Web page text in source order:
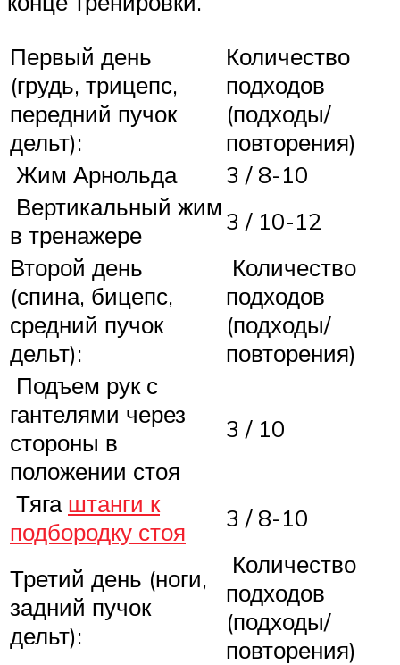
Первый день
(грудь, трицепс,
передний пучок
дельт):
Количество
подходов
(подходы/
повторения)
Жим Арнольда
3 / 8-10
Вертикальный жим
в тренажере
3 / 10-12
Второй день
(спина, бицепс,
средний пучок
дельт):
Количество
подходов
(подходы/
повторения)
Подъем рук с
гантелями через
стороны в
положении стоя
3 / 10
Тяга штанги к
подбородку стоя
3 / 8-10
Третий день (ноги,
задний пучок
дельт):
Количество
подходов
(подходы/
повторения)